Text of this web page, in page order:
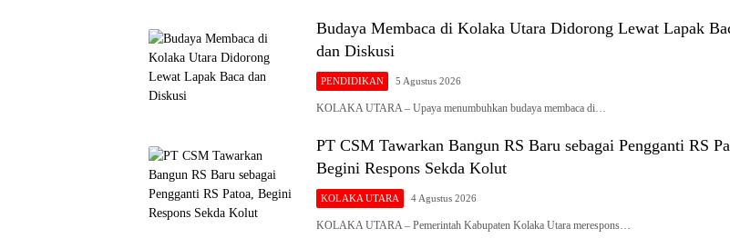
Budaya Membaca di Kolaka Utara Didorong Lewat Lapak
dan Diskusi
PENDIDIKAN 5 Agustus 2026
KOLAKA UTARA – Upaya menumbuhkan budaya membaca di…
PT CSM Tawarkan Bangun RS Baru sebagai Pengganti RS
Begini Respons Sekda Kolut
KOLAKA UTARA 4 Agustus 2026
KOLAKA UTARA – Pemerintah Kabupaten Kolaka Utara merespons…